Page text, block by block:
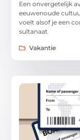
Een onvergetelijk
eeuwenoude
voelt alsof je een
sultanaat
Vakantie